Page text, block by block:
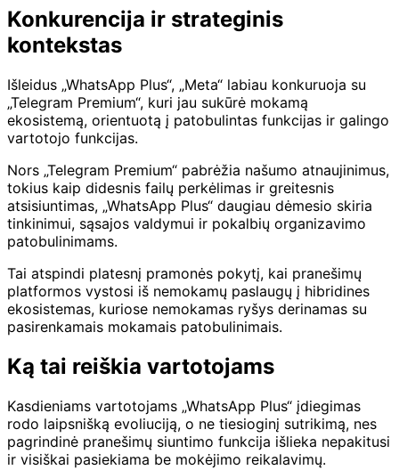
Konkurencija ir strateginis
kontekstas
Išleidus „WhatsApp Plus“, „Meta“ labiau konkuruoja su
„Telegram Premium“, kuri jau sukūrė mokamą
ekosistemą, orientuotą į patobulintas funkcijas ir galingo
vartotojo funkcijas.
Nors „Telegram Premium“ pabrėžia našumo atnaujinimus,
tokius kaip didesnis failų perkėlimas ir greitesnis
atsisiuntimas, „WhatsApp Plus“ daugiau dėmesio skiria
tinkinimui, sąsajos valdymui ir pokalbių organizavimo
patobulinimams.
Tai atspindi platesnį pramonės pokytį, kai pranešimų
platformos vystosi iš nemokamų paslaugų į hibridines
ekosistemas, kuriose nemokamas ryšys derinamas su
pasirenkamais mokamais patobulinimais.
Ką tai reiškia vartotojams
Kasdieniams vartotojams „WhatsApp Plus“ įdiegimas
rodo laipsnišką evoliuciją, o ne tiesioginį sutrikimą, nes
pagrindinė pranešimų siuntimo funkcija išlieka nepakitusi
ir visiškai pasiekiama be mokėjimo reikalavimų.